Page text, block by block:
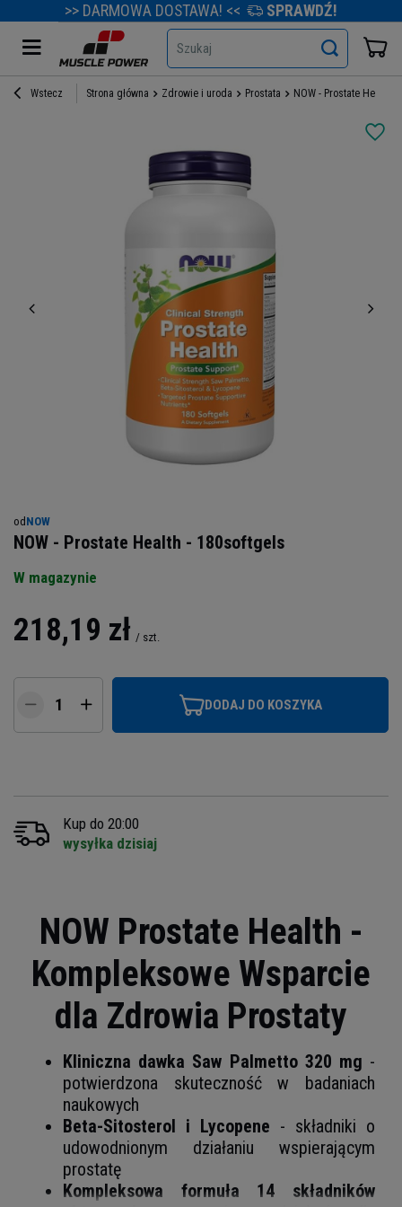
>> DARMOWA DOSTAWA! << SPRAWDŹ!
Szukaj
Wstecz Strona główna Zdrowie i uroda Prostata NOW - Prostate Health
od NOW
NOW - Prostate Health - 180softgels
W magazynie
218,19 zł / szt.
DODAJ DO KOSZYKA
Kup do 20:00
wysyłka dzisiaj
NOW Prostate Health -
Kompleksowe Wsparcie
dla Zdrowia Prostaty
Kliniczna dawka Saw Palmetto 320 mg -
potwierdzona skuteczność w badaniach
naukowych
Beta-Sitosterol i Lycopene - składniki o
udowodnionym działaniu wspierającym
prostatę
Kompleksowa formuła 14 składników